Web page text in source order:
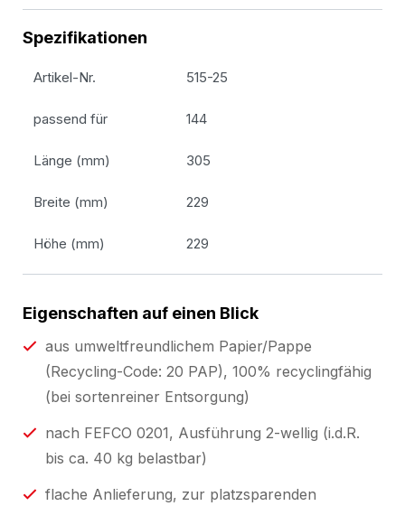
Spezifikationen
Artikel-Nr. 515-25
passend für 144
Länge (mm) 305
Breite (mm) 229
Höhe (mm) 229
Eigenschaften auf einen Blick
aus umweltfreundlichem Papier/Pappe
(Recycling-Code: 20 PAP), 100% recyclingfähig
(bei sortenreiner Entsorgung)
nach FEFCO 0201, Ausführung 2-wellig (i.d.R.
bis ca. 40 kg belastbar)
flache Anlieferung, zur platzsparenden